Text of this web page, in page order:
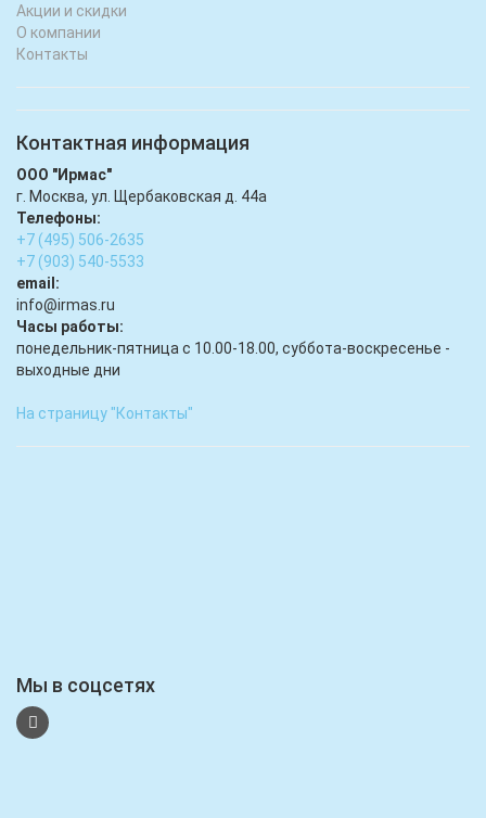
Акции и скидки
О компании
Контакты
Контактная информация
ООО "Ирмас"
г. Москва, ул. Щербаковская д. 44а
Телефоны:
+7 (495) 506-2635
+7 (903) 540-5533
email:
infо@irmas.ru
Часы работы:
понедельник-пятница с 10.00-18.00, суббота-воскресенье -
выходные дни
На страницу "Контакты"
Мы в соцсетях